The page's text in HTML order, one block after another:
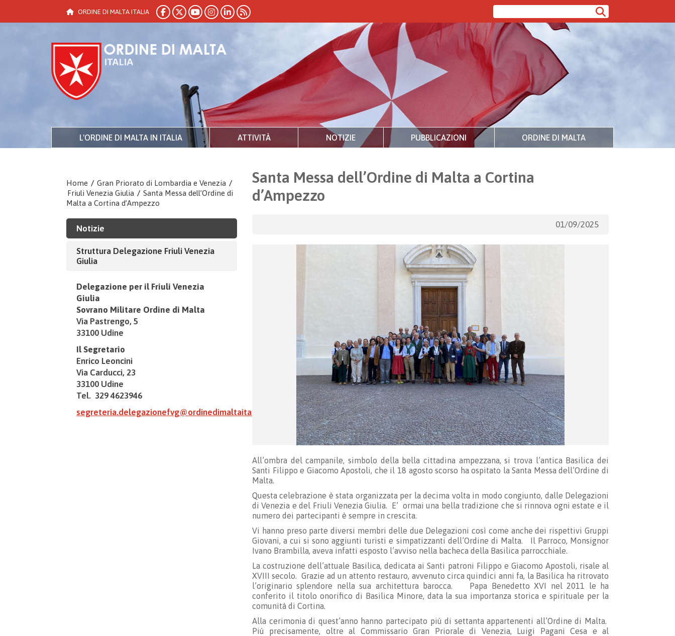
ORDINE DI MALTA ITALIA
L'ORDINE DI MALTA IN ITALIA ATTIVITÀ NOTIZIE PUBBLICAZIONI ORDINE DI MALTA
Home / Gran Priorato di Lombardia e Venezia /
Friuli Venezia Giulia / Santa Messa dell’Ordine di
Malta a Cortina d’Ampezzo
Notizie
Struttura Delegazione Friuli Venezia
Giulia
Delegazione per il Friuli Venezia
Giulia
Sovrano Militare Ordine di Malta
Via Pastrengo, 5
33100 Udine
Il Segretario
Enrico Leoncini
Via Carducci, 23
33100 Udine
Tel. 329 4623946
segreteria.delegazionefvg@ordinedimaltaitalia.org
Santa Messa dell’Ordine di Malta a Cortina
d’Ampezzo
01/09/2025
All’ombra del campanile, simbolo della bella cittadina ampezzana, si trova l’antica Basilica dei
Santi Filippo e Giacomo Apostoli, che il 18 agosto scorso ha ospitato la Santa Messa dell’Ordine di
Malta.
Questa celebrazione è stata organizzata per la decima volta in modo congiunto, dalle Delegazioni
di Venezia e del Friuli Venezia Giulia. E’ ormai una bella tradizione che si rinnova ogni estate e il
numero dei partecipanti è sempre in crescita.
Vi hanno preso parte diversi membri delle due Delegazioni così come anche dei rispettivi Gruppi
Giovani, a cui si sono aggiunti turisti e simpatizzanti dell’Ordine di Malta. Il Parroco, Monsignor
Ivano Brambilla, aveva infatti esposto l’avviso nella bacheca della Basilica parrocchiale.
La costruzione dell’attuale Basilica, dedicata ai Santi patroni Filippo e Giacomo Apostoli, risale al
XVIII secolo. Grazie ad un attento restauro, avvenuto circa quindici anni fa, la Basilica ha ritrovato
l’originario splendore nella sua architettura barocca. Papa Benedetto XVI nel 2011 le ha
conferito il titolo onorifico di Basilica Minore, data la sua importanza storica e spirituale per la
comunità di Cortina.
Alla cerimonia di quest’anno hanno partecipato più di settanta appartenenti all’Ordine di Malta.
Più precisamente, oltre al Commissario Gran Priorale di Venezia, Luigi Pagani Cesa e al